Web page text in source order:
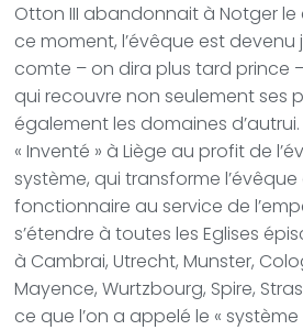
Otton III abandonnait à Notger le
ce moment, l’évêque est
comte – on dira plus tard prince
qui recouvre non seulement ses
également les domaines d’autrui.
« Inventé » à Liège au profit de
système, qui transforme
fonctionnaire au service de
s’étendre à toutes les Eglises
à Cambrai, Utrecht, Munster,
Mayence, Wurtzbourg, Spire,
ce que l’on a appelé le «